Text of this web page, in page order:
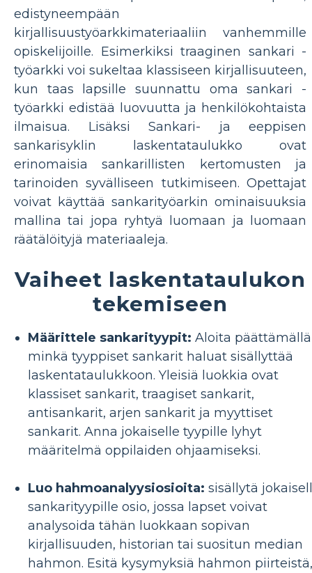
edistyneempään
kirjallisuustyöarkkimateriaaliin vanhemmille
opiskelijoille. Esimerkiksi traaginen sankari -
työarkki voi sukeltaa klassiseen kirjallisuuteen,
kun taas lapsille suunnattu oma sankari -
työarkki edistää luovuutta ja henkilökohtaista
ilmaisua. Lisäksi Sankari- ja eeppisen
sankarisyklin laskentataulukko ovat
erinomaisia ​​sankarillisten kertomusten ja
tarinoiden syvälliseen tutkimiseen. Opettajat
voivat käyttää sankarityöarkin ominaisuuksia
mallina tai jopa ryhtyä luomaan ja luomaan
räätälöityjä materiaaleja.
Vaiheet laskentataulukon
tekemiseen
Määrittele sankarityypit: Aloita
minkä tyyppiset sankarit haluat sisällyttää
laskentataulukkoon. Yleisiä luokkia ovat
klassiset sankarit, traagiset sankarit,
antisankarit, arjen sankarit ja myyttiset
sankarit. Anna jokaiselle tyypille lyhyt
määritelmä oppilaiden ohjaamiseksi.
Luo hahmoanalyysiosioita: sisällytä
sankarityypille osio, jossa lapset voivat
analysoida tähän luokkaan sopivan
kirjallisuuden, historian tai suositun median
hahmon. Esitä kysymyksiä hahmon piirteistä,